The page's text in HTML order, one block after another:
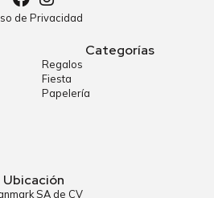
de Privacidad
Categorías
Regalos
Fiesta
Papelería
Ubicación
SA de CV